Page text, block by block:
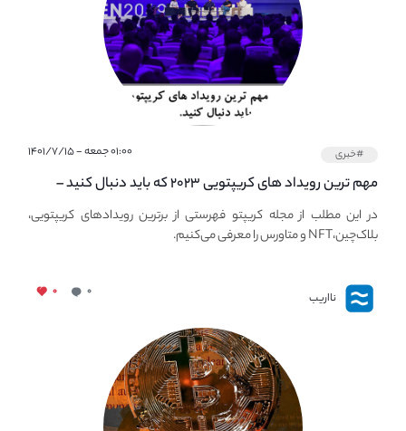
#خبری ۰۱:۰۰ جمعه - ۱۴۰۱/۷/۱۵
مهم ترین رویداد های کریپتویی ۲۰۲۳ که باید دنبال کنید –
معرفی بهترین رویداد های جهانی
در این مطلب از مجله کریپتو فهرستی از برترین رویدادهای کریپتویی،
بلاک‌چین،NFT و متاورس را معرفی می‌کنیم.
نااریب ۰ ۰